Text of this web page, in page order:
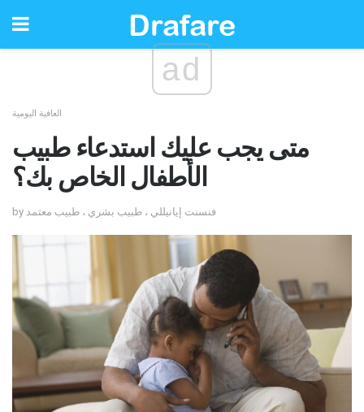
ad
العافية اليومية
متى يجب عليك استدعاء طبيب
الأطفال الخاص بك؟
by فنسنت إيانيللي ، طبيب بشري ، طبيب معتمد